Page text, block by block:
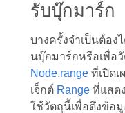
รับบุ๊กมาร์ก
บางครั้งจำเป็นต้อง
นบุ๊กมาร์กหรือเพื่อ
Node.rangeที่เปิดเ
เจ็กต์ Rangeที่แสด
ใช้วัตถุนี้เพื่อดึงข้อ